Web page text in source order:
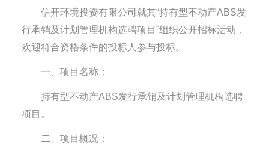
信开环境投资有限公司就其“持有型不动产ABS发
行承销及计划管理机构选聘项目”组织公开招标活动，
欢迎符合资格条件的投标人参与投标。
一、项目名称：
持有型不动产ABS发行承销及计划管理机构选聘
项目。
二、项目概况：